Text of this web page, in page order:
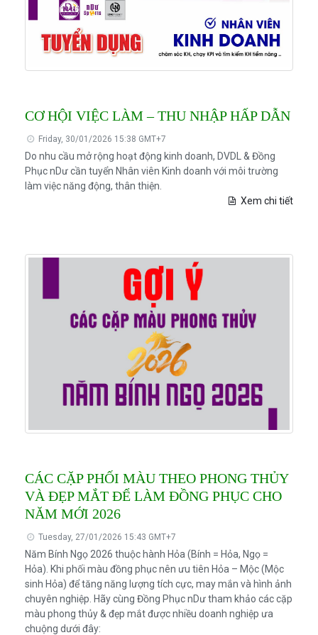
CƠ HỘI VIỆC LÀM – THU NHẬP HẤP DẪN
Friday, 30/01/2026 15:38 GMT+7
Do nhu cầu mở rộng hoạt động kinh doanh, DVDL & Đồng
Phục nDư cần tuyển Nhân viên Kinh doanh với môi trường
làm việc năng động, thân thiện.
Xem chi tiết
CÁC CẶP PHỐI MÀU THEO PHONG THỦY
VÀ ĐẸP MẮT ĐỂ LÀM ĐỒNG PHỤC CHO
NĂM MỚI 2026
Tuesday, 27/01/2026 15:43 GMT+7
Năm Bính Ngọ 2026 thuộc hành Hỏa (Bính = Hỏa, Ngọ =
Hỏa). Khi phối màu đồng phục nên ưu tiên Hỏa – Mộc (Mộc
sinh Hỏa) để tăng năng lượng tích cực, may mắn và hình ảnh
chuyên nghiệp. Hãy cùng Đồng Phục nDư tham khảo các cặp
màu phong thủy & đẹp mắt được nhiều doanh nghiệp ưa
chuộng dưới đây: